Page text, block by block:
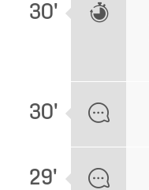
30'
30'
29'